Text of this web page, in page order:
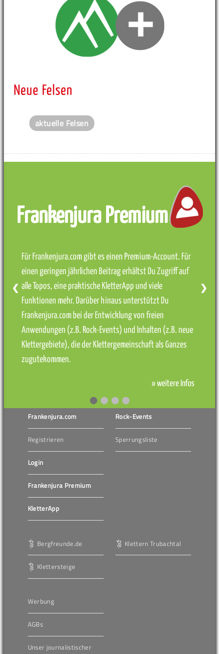
Neue Felsen
aktuelle Felsen
Frankenjura Premium
Für Frankenjura.com gibt es einen Premium-Account. Für
einen geringen jährlichen Beitrag erhältst Du Zugriff auf
alle Topos, eine praktische KletterApp und viele
Funktionen mehr. Darüber hinaus unterstützt Du
Frankenjura.com bei der Entwicklung von freien
Anwendungen (z.B. Rock-Events) und Inhalten (z.B. neue
Klettergebiete), die der Klettergemeinschaft als Ganzes
zugutekommen.
» weitere Infos
❮ ❯
Frankenjura.com
Registrieren
Login
Frankenjura Premium
KletterApp
Rock-Events
Sperrungsliste
Bergfreunde.de
Klettersteige
Klettern Trubachtal
Werbung
AGBs
Unser journalistischer